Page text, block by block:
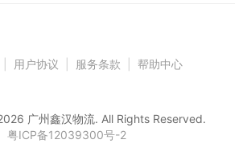
用户协议 服务条款 帮助中心
广州鑫汉物流. All Rights Reserved.
粤ICP备12039300号-2